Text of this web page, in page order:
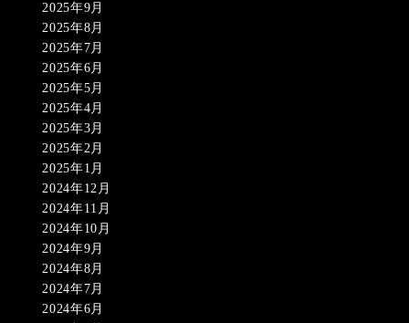
2025年9月
2025年8月
2025年7月
2025年6月
2025年5月
2025年4月
2025年3月
2025年2月
2025年1月
2024年12月
2024年11月
2024年10月
2024年9月
2024年8月
2024年7月
2024年6月